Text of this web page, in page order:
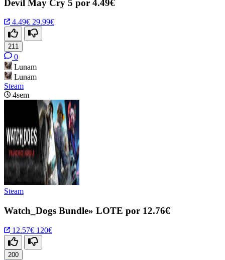
Devil May Cry 5 por 4.49€
4.49€ 29.99€
211
0
Lunam
Lunam
Steam
4sem
Steam
Watch_Dogs Bundle» LOTE por 12.76€
12.57€ 120€
200